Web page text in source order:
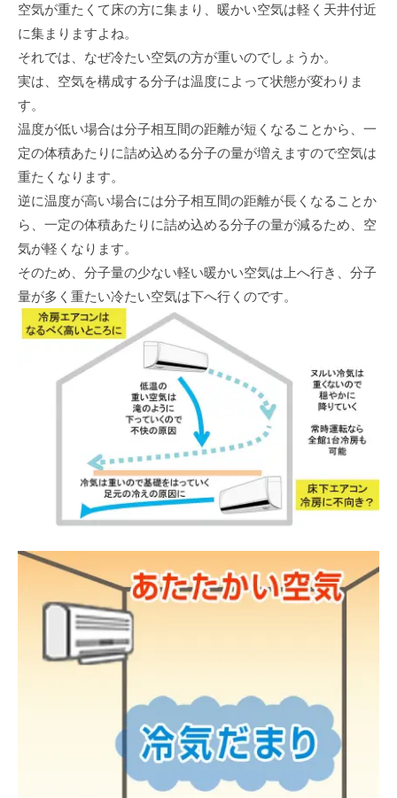
空気が重たくて床の方に集まり、暖かい空気は軽く天井付近
に集まりますよね。
それでは、なぜ冷たい空気の方が重いのでしょうか。
実は、空気を構成する分子は温度によって状態が変わりま
す。
温度が低い場合は分子相互間の距離が短くなることから、一
定の体積あたりに詰め込める分子の量が増えますので空気は
重たくなります。
逆に温度が高い場合には分子相互間の距離が長くなることか
ら、一定の体積あたりに詰め込める分子の量が減るため、空
気が軽くなります。
そのため、分子量の少ない軽い暖かい空気は上へ行き、分子
量が多く重たい冷たい空気は下へ行くのです。